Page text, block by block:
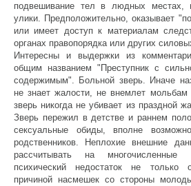
подвешивание тел в людных местах,
улики. Предположительно, оказывает
или имеет доступ к материалам
органах правопорядка или других
Интересны и выдержки из
общим названием "Преступник с
содержимым". Больной зверь. Иначе
не знает жалости, не внемлет
зверь никогда не убивает из праздной
Зверь пережил в детстве и раннем
сексуальные обиды, вполне
родственников. Неплохие внешние
рассчитывать на
психический недостаток не только
причиной насмешек со стороны